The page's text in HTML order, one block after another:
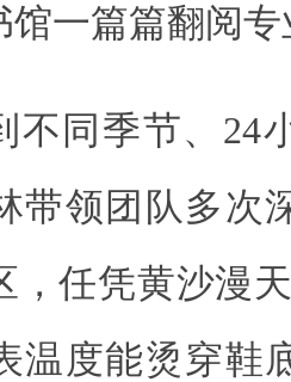
馆一篇篇翻阅
不同季节、24
带领团队多次
，任凭黄沙漫
温度能烫穿鞋